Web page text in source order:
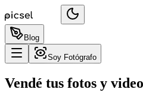
Blog
Soy Fotógrafo
Vendé tus fotos y